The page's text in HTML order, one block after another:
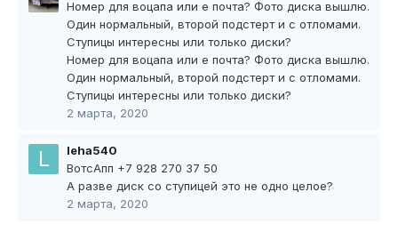
Номер для воцапа или е почта? Фото диска вышлю.
Один нормальный, второй подстерт и с отломами.
Ступицы интересны или только диски?
Номер для воцапа или е почта? Фото диска вышлю.
Один нормальный, второй подстерт и с отломами.
Ступицы интересны или только диски?
2 марта, 2020
leha540
ВотсАпп +7 928 270 37 50
А разве диск со ступицей это не одно целое?
2 марта, 2020